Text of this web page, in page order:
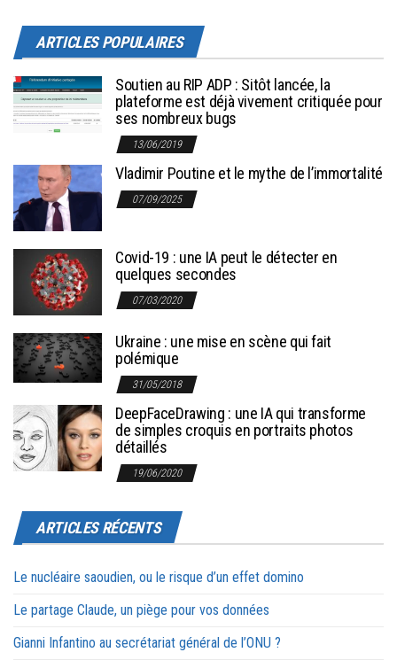
ARTICLES POPULAIRES
Soutien au RIP ADP : Sitôt lancée, la
plateforme est déjà vivement critiquée pour
ses nombreux bugs
13/06/2019
Vladimir Poutine et le mythe de l’immortalité
07/09/2025
Covid-19 : une IA peut le détecter en
quelques secondes
07/03/2020
Ukraine : une mise en scène qui fait
polémique
31/05/2018
DeepFaceDrawing : une IA qui transforme
de simples croquis en portraits photos
détaillés
19/06/2020
ARTICLES RÉCENTS
Le nucléaire saoudien, ou le risque d’un effet domino
Le partage Claude, un piège pour vos données
Gianni Infantino au secrétariat général de l’ONU ?